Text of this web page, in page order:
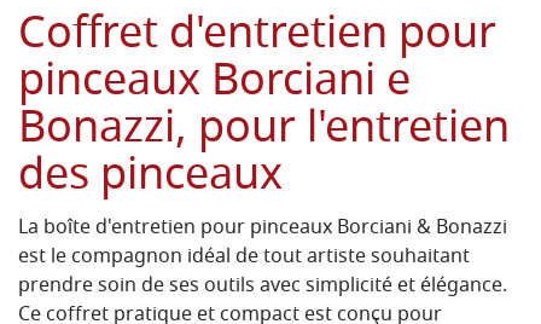
Coffret d'entretien pour
pinceaux Borciani e
Bonazzi, pour l'entretien
des pinceaux
La boîte d'entretien pour pinceaux Borciani & Bonazzi
est le compagnon idéal de tout artiste souhaitant
prendre soin de ses outils avec simplicité et élégance.
Ce coffret pratique et compact est conçu pour